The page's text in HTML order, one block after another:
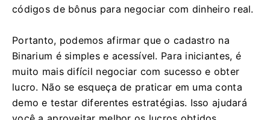
códigos de bônus para negociar com dinheiro real.
Portanto, podemos afirmar que o cadastro na
Binarium é simples e acessível. Para iniciantes, é
muito mais difícil negociar com sucesso e obter
lucro. Não se esqueça de praticar em uma conta
demo e testar diferentes estratégias. Isso ajudará